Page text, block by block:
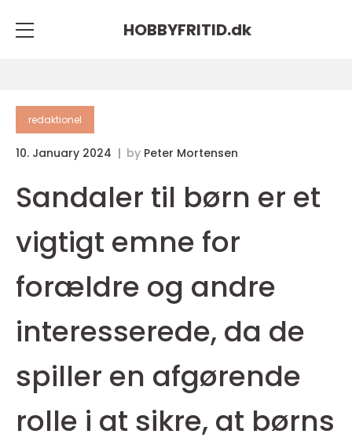
HOBBYFRITID.dk
redaktionel
10. January 2024 by Peter Mortensen
Sandaler til børn er et
vigtigt emne for
forældre og andre
interesserede, da de
spiller en afgørende
rolle i at sikre, at børns